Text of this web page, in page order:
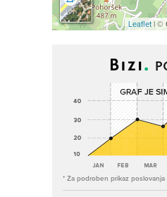
Leaflet| ©
* Za podroben prikaz